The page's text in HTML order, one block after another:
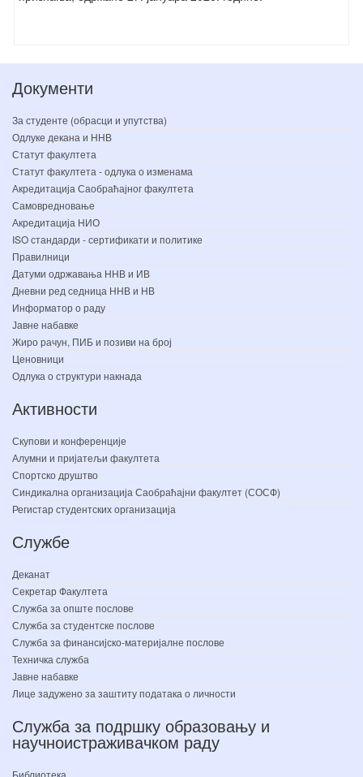
Документи
За студенте (обрасци и упутства)
Одлуке декана и ННВ
Статут факултета
Статут факултета - одлука о изменама
Акредитација Саобраћајног факултета
Самовредновање
Акредитација НИО
ISO стандарди - сертификати и политике
Правилници
Датуми одржавања ННВ и ИВ
Дневни ред седница ННВ и НВ
Информатор о раду
Јавне набавке
Жиро рачун, ПИБ и позиви на број
Ценовници
Одлука о структури накнада
Активности
Скупови и конференције
Алумни и пријатељи факултета
Спортско друштво
Синдикална организација Саобраћајни факултет (СОСФ)
Регистар студентских организација
Службе
Деканат
Секретар Факултета
Служба за опште послове
Служба за студентске послове
Служба за финансијско-материјалне послове
Техничка служба
Јавне набавке
Лице задужено за заштиту података о личности
Служба за подршку образовању и
научноистраживачком раду
Библиотека